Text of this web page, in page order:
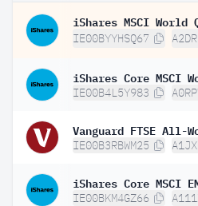
IE00BYYHSQ67
iShares Core MSCI
IE00B4L5Y983
Vanguard FTSE All-
IE00B3RBWM25
iShares Core MSCI
IE00BKM4GZ66